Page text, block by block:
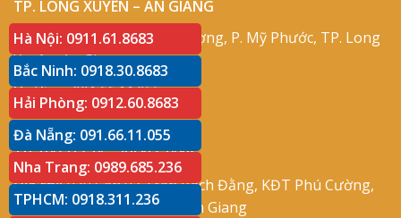
TP. LONG XUYÊN – AN GIANG
Địa chỉ: Số 417 Phạm Cự Lượng, P. Mỹ Phước, TP. Long
Xuyên, An Giang
Hotline:091.66.11.055
TP. RẠCH GIÁ – KIÊN GIANG
Địa chỉ:P30 Căn 07 Trần Bạch Đằng, KĐT Phú Cường,
P. An Hòa, TP. Rạch Giá, Kiên Giang
Hà Nội: 0911.61.8683
Bắc Ninh: 0918.30.8683
Hải Phòng: 0912.60.8683
Đà Nẵng: 091.66.11.055
Nha Trang: 0989.685.236
TPHCM: 0918.311.236